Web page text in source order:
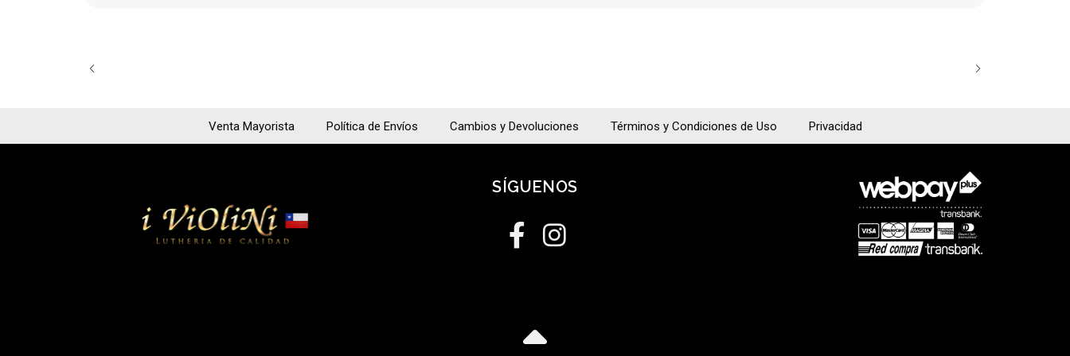
Venta Mayorista Política de Envíos Cambios y Devoluciones Términos y Condiciones de Uso Privacidad
SÍGUENOS